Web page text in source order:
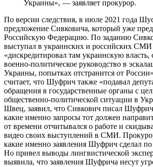
Украины», — заявляет прокурор.
По версии следствия, в июле 2021 года
предложение Сивковича, который уже
Российскую Федерацию. По заданию
выступал в украинских и российских
«дискредитировал там украинскую
военно-политическое руководство в
Украины, попытках отстранится от
считает, что Шуфрич также «подавал
обращения в государственные органы с
общественно-политической ситуации в
Швец, заявил, что Сивкович писал
какие именно запросы тот должен
от времени отчитывался о работе и
видео своих выступлений в СМИ.
какие именно заявления Шуфрич сделал
Но привел выводы лингвистической
выявила, что заявления Шуфрича несут